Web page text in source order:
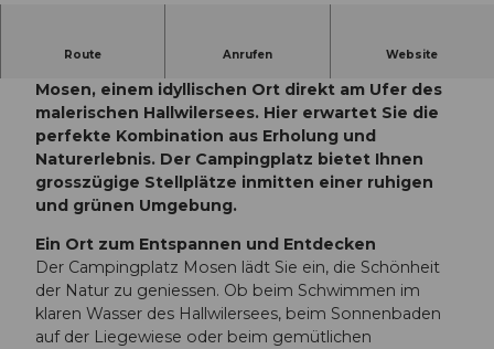
Route Anrufen Website
Mosen, einem idyllischen Ort direkt am Ufer des
malerischen Hallwilersees. Hier erwartet Sie die
perfekte Kombination aus Erholung und
Naturerlebnis. Der Campingplatz bietet Ihnen
grosszügige Stellplätze inmitten einer ruhigen
und grünen Umgebung.
Ein Ort zum Entspannen und Entdecken
Der Campingplatz Mosen lädt Sie ein, die Schönheit
der Natur zu geniessen. Ob beim Schwimmen im
klaren Wasser des Hallwilersees, beim Sonnenbaden
auf der Liegewiese oder beim gemütlichen